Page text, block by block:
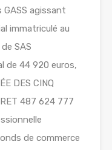
agissant
immatriculé au
SAS
de 44 920 euros,
DES CINQ
487 624 777
de commerce